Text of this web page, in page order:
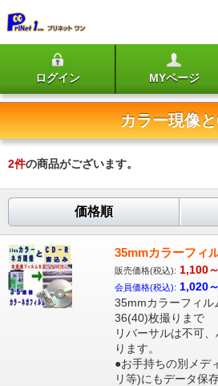
ログイン MYページ
カラー現像
2件の商品がございます。
価格順
35mmカラーフィ
販売価格(税込): 1,100
会員価格(税込): 1,020
35mmカラーフィル
36(40)枚撮りまで
リバーサルは不可
ります。
●お手持ちの別メデ
リ等)にもデータ保